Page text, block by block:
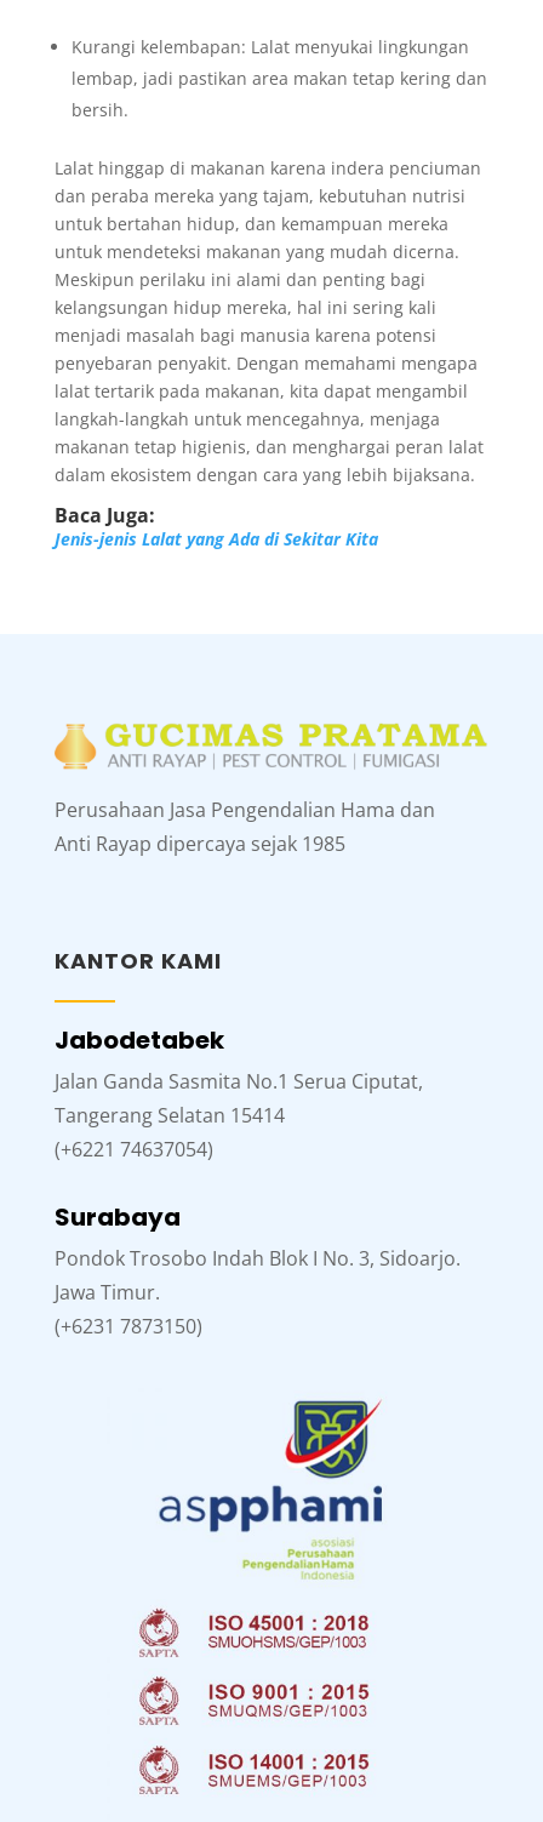
Kurangi kelembapan: Lalat menyukai lingkungan
lembap, jadi pastikan area makan tetap kering dan
bersih.
Lalat hinggap di makanan karena indera penciuman
dan peraba mereka yang tajam, kebutuhan nutrisi
untuk bertahan hidup, dan kemampuan mereka
untuk mendeteksi makanan yang mudah dicerna.
Meskipun perilaku ini alami dan penting bagi
kelangsungan hidup mereka, hal ini sering kali
menjadi masalah bagi manusia karena potensi
penyebaran penyakit. Dengan memahami mengapa
lalat tertarik pada makanan, kita dapat mengambil
langkah-langkah untuk mencegahnya, menjaga
makanan tetap higienis, dan menghargai peran lalat
dalam ekosistem dengan cara yang lebih bijaksana.
Baca Juga:
Jenis-jenis Lalat yang Ada di Sekitar Kita
Perusahaan Jasa Pengendalian Hama dan
Anti Rayap dipercaya sejak 1985
KANTOR KAMI
Jabodetabek
Jalan Ganda Sasmita No.1 Serua Ciputat,
Tangerang Selatan 15414
(+6221 74637054)
Surabaya
Pondok Trosobo Indah Blok I No. 3, Sidoarjo.
Jawa Timur.
(+6231 7873150)